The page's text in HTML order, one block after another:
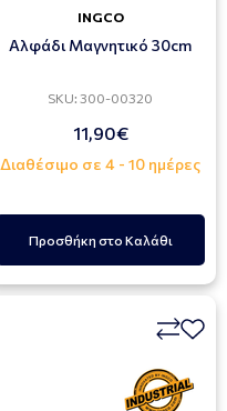
INGCO
Αλφάδι Μαγνητικό 30cm
SKU: 300-00320
11,90€
Διαθέσιμο σε 4 - 10 ημέρες
Προσθήκη στο Καλάθι